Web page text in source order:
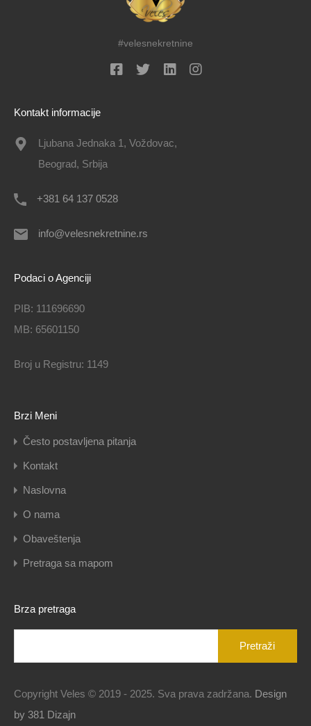
#velesnekretnine
Kontakt informacije
Ljubana Jednaka 1, Voždovac,
Beograd, Srbija
+381 64 137 0528
info@velesnekretnine.rs
Podaci o Agenciji
PIB: 111696690
MB: 65601150
Broj u Registru: 1149
Brzi Meni
Često postavljena pitanja
Kontakt
Naslovna
O nama
Obaveštenja
Pretraga sa mapom
Brza pretraga
Copyright Veles © 2019 - 2025. Sva prava zadržana. Design
by 381 Dizajn